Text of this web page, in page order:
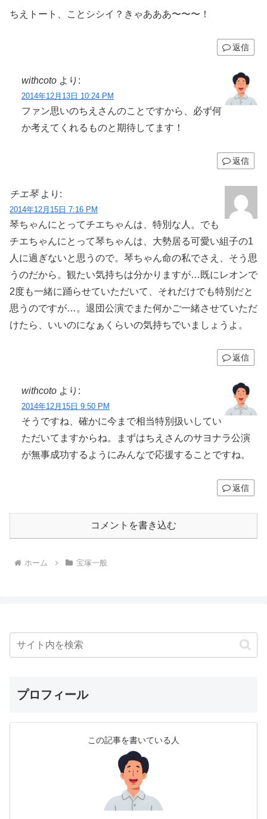
ちえトート、ことシシイ？きゃあああ〜〜〜！
返信
withcoto より:
2014年12月13日 10:24 PM
ファン思いのちえさんのことですから、必ず何
か考えてくれるものと期待してます！
返信
チエ琴 より:
2014年12月15日 7:16 PM
琴ちゃんにとってチエちゃんは、特別な人。でも
チエちゃんにとって琴ちゃんは、大勢居る可愛い組子の1
人に過ぎないと思うので。琴ちゃん命の私でさえ、そう思
うのだから。観たい気持ちは分かりますが…既にレオンで
2度も一緒に踊らせていただいて、それだけでも特別だと
思うのですが…。退団公演でまた何かご一緒させていただ
けたら、いいのになぁくらいの気持ちでいましょうよ。
返信
withcoto より:
2014年12月15日 9:50 PM
そうですね、確かに今まで相当特別扱いしてい
ただいてますからね。まずはちえさんのサヨナラ公演
が無事成功するようにみんなで応援することですね。
返信
コメントを書き込む
ホーム 宝塚一般
プロフィール
この記事を書いている人